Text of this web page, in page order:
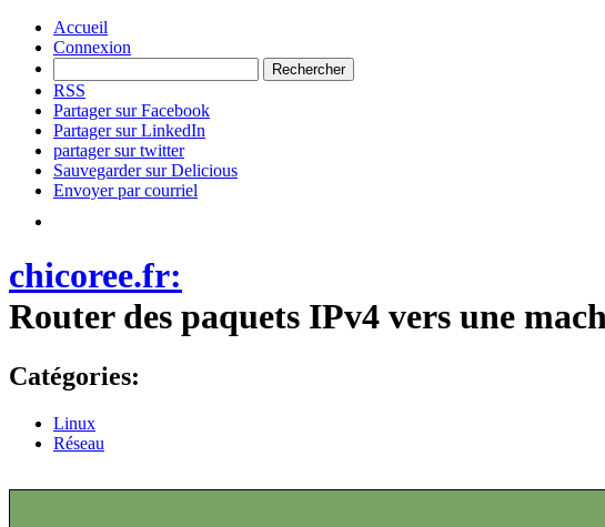
Accueil
Connexion
RSS
Partager sur Facebook
Partager sur LinkedIn
partager sur twitter
Sauvegarder sur Delicious
Envoyer par courriel
chicoree.fr:
Router des paquets IPv4 vers une
Catégories:
Linux
Réseau